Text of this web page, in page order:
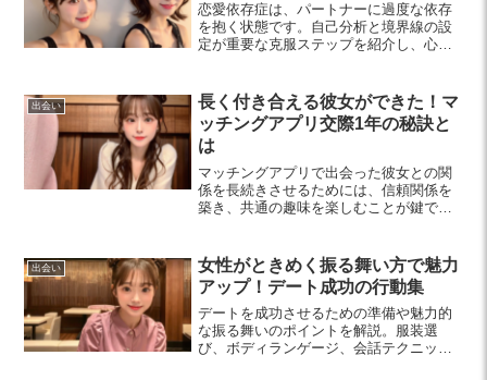
恋愛依存症は、パートナーに過度な依存
を抱く状態です。自己分析と境界線の設
定が重要な克服ステップを紹介し、心の
り戻しましょう。
出会い
長く付き合える彼女ができた！マ
ッチングアプリ交際1年の秘訣と
は
マッチングアプリで出会った彼女との関
係を長続きさせるためには、信頼関係を
築き、共通の趣味を楽しむことが鍵で
出会い
女性がときめく振る舞い方で魅力
アップ！デート成功の行動集
デートを成功させるための準備や魅力的
な振る舞いのポイントを解説。服装選
び、ボディランゲージ、会話テクニック